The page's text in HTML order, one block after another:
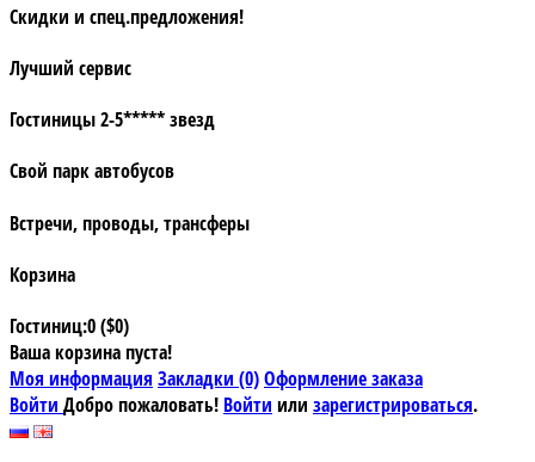
Скидки и спец.предложения!
Лучший сервис
Гостиницы 2-5***** звезд
Свой парк автобусов
Встречи, проводы, трансферы
Корзина
Гостиниц:0 ($0)
Ваша корзина пуста!
Моя информация Закладки (0)Оформление заказа
Войти Добро пожаловать! Войти или зарегистрироваться.